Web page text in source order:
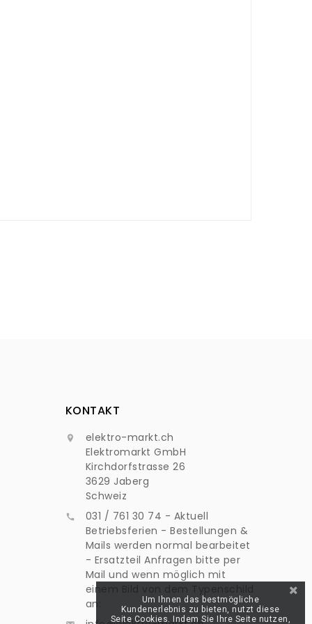
KONTAKT

elektro-markt.ch
Elektromarkt GmbH
Kirchdorfstrasse 26
3629 Jaberg
Schweiz

031 / 761 30 74 - Aktuell
Betriebsferien - Bestellungen &
Mails werden normal bearbeitet
- Ersatzteil Anfragen bitte per
Mail und wenn möglich mit
einem Bild von dem Typenschild
an:
Um Ihnen das bestmögliche
Kundenerlebnis zu bieten, nutzt diese
Seite Cookies. Indem Sie Ihre Seite nutzen,